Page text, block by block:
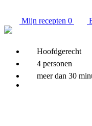
Mijn recepten 0
Hoofdgerecht
4 personen
meer dan 30